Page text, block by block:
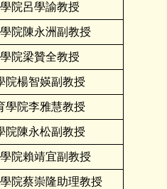
院呂學諭教授
院陳永洲副教授
院梁贊全教授
院楊智媖副教授
學院李雅慧教授
院陳永松副教授
院賴靖宜副教授
院蔡崇隆助理教授